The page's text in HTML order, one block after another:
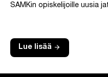
SAMKin opiskelijoille uusia
Lue lisää arrow_forward